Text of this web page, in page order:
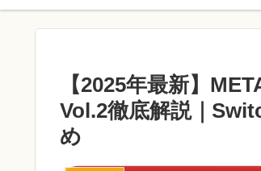
【2025年最新】
Vol.2徹底解説｜
め